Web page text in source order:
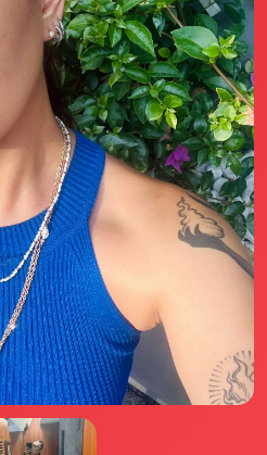
di Più